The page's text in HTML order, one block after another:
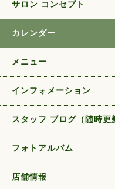
サロン コンセプト
カレンダー
メニュー
インフォメーション
スタッフ ブログ（随時更
フォトアルバム
店舗情報